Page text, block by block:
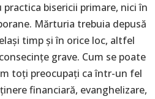
bisericii primare, nici în
Mărturia trebuia depusă
timp și în orice loc, altfel
grave. Cum se poate
toți preocupați ca într-un fel
financiară, evanghelizare,